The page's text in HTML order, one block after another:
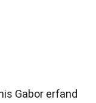
Gabor erfand